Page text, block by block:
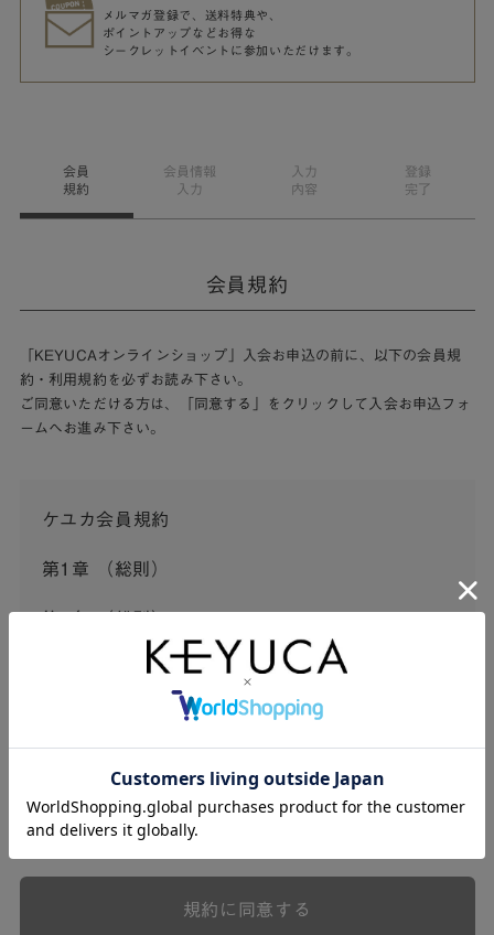
メルマガ登録で、送料特典や、
ポイントアップなどお得な
シークレットイベントに参加いただけます。
会員
規約
会員情報
入力
入力
内容
登録
完了
会員規約
「KEYUCAオンラインショップ」入会お申込の前に、以下の会員規
約・利用規約を必ずお読み下さい。
ご同意いただける方は、「同意する」をクリックして入会お申込フォ
ームへお進み下さい。
ケユカ会員規約
第1章 （総則）
この会員規約（以下「本規約」といいます。）は、河淳株
式会社ケユカ事業部（以下「弊社」といいます。）が提供
する一連のサービスに関し、弊社が次条の定めに従い入会
本規約は、会員と弊社との間のサービスの利用に関わる一
切の関係に適用されるものとします。
弊社が一連のサービスを提供するにあたり、本規約のほ
ら個別規定はその名称のいかんに関わらず、本規約の一部
規約に同意する